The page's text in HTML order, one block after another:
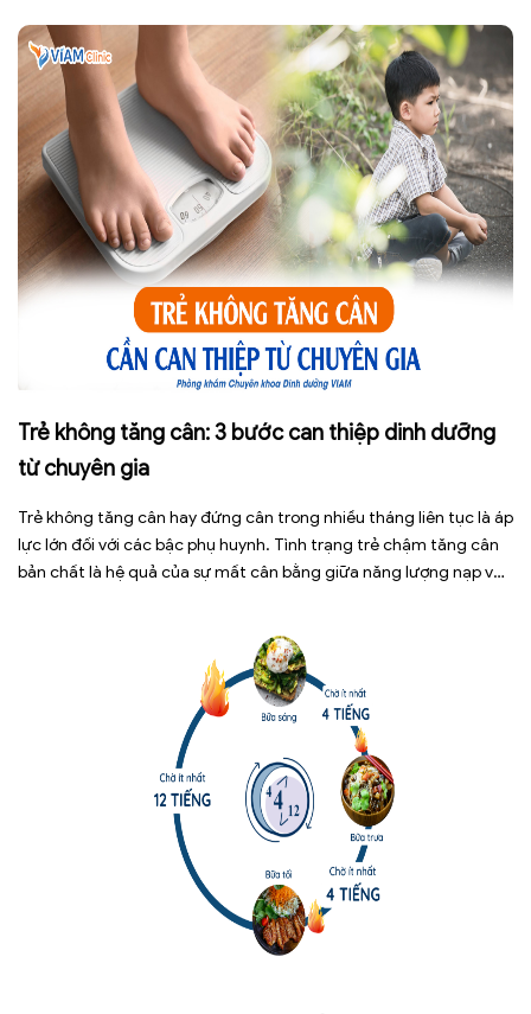
[…]
Trẻ không tăng cân: 3 bước can thiệp dinh dưỡng
từ chuyên gia
Trẻ không tăng cân hay đứng cân trong nhiều tháng liên tục là áp
lực lớn đối với các bậc phụ huynh. Tình trạng trẻ chậm tăng cân
bản chất là hệ quả của sự mất cân bằng giữa năng lượng nạp vào